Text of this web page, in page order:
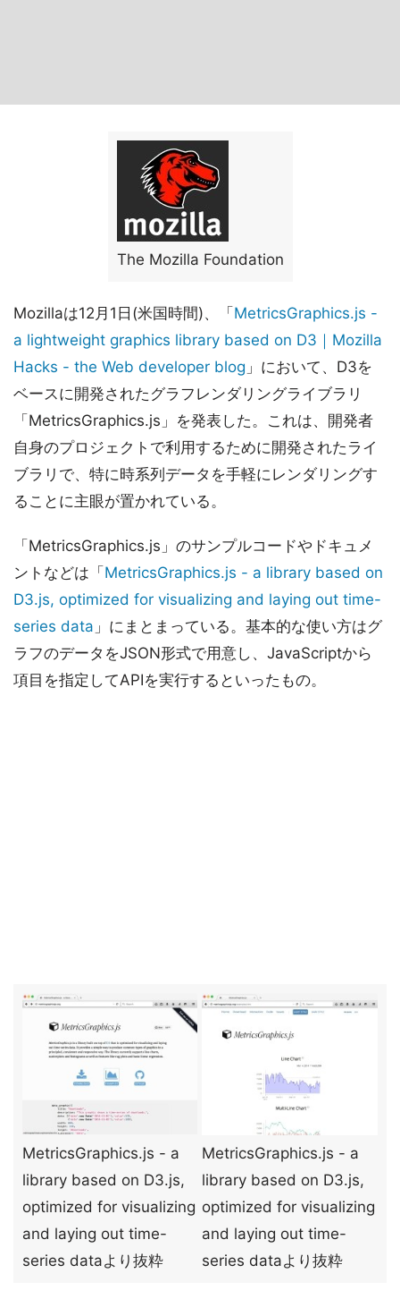
The Mozilla Foundation
Mozillaは12月1日(米国時間)、「 MetricsGraphics.js -
a lightweight graphics library based on D3｜Mozilla
Hacks - the Web developer blog 」において、D3を
ベースに開発されたグラフレンダリングライブラリ
「MetricsGraphics.js」を発表した。これは、開発者
自身のプロジェクトで利用するために開発されたライ
ブラリで、特に時系列データを手軽にレンダリングす
ることに主眼が置かれている。
「MetricsGraphics.js」のサンプルコードやドキュメ
ントなどは「 MetricsGraphics.js - a library based on
D3.js, optimized for visualizing and laying out time-
series data 」にまとまっている。基本的な使い方はグ
ラフのデータをJSON形式で用意し、JavaScriptから
項目を指定してAPIを実行するといったもの。
MetricsGraphics.js - a
library based on D3.js,
optimized for visualizing
and laying out time-
series dataより抜粋
MetricsGraphics.js - a
library based on D3.js,
optimized for visualizing
and laying out time-
series dataより抜粋